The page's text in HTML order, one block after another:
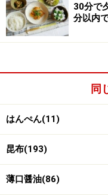
30分で
分以内
同
はんぺん(11)
昆布(193)
薄口醤油(86)